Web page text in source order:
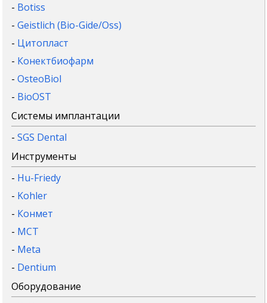
- Botiss
-Geistlich (Bio-Gide/Oss)
- Цитопласт
- Конектбиофарм
-OsteoBiol
- BioOST
Системы имплантации
-SGS Dental
Инструменты
- Hu-Friedy
- Kohler
- Конмет
- MCT
- Meta
- Dentium
Оборудование